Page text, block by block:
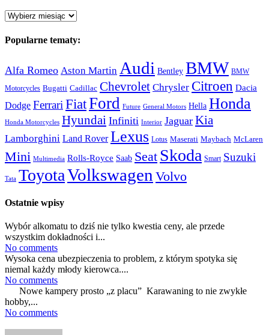
Archiwum:
Popularne tematy:
Alfa Romeo Aston Martin Audi Bentley BMW BMW
Motorcycles Bugatti Cadillac Chevrolet Chrysler Citroen Dacia
Dodge Ferrari FiatFord Future General Motors Hella Honda
Honda Motorcycles Hyundai Infiniti Interior Jaguar Kia
Lamborghini Land Rover Lexus Lotus Maserati Maybach McLaren
Mini Multimedia Rolls-Royce Saab Seat Skoda Smart Suzuki
Tata ToyotaVolkswagen Volvo
Ostatnie wpisy
Wybór alkomatu to dziś nie tylko kwestia ceny, ale przede
wszystkim dokładności i...
No comments
Wysoka cena ubezpieczenia to problem, z którym spotyka się
niemal każdy młody kierowca....
No comments
Nowe kampery prosto „z placu” Karawaning to nie zwykłe
hobby,...
No comments